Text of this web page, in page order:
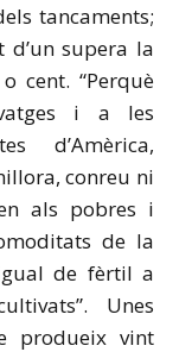
tancaments;
supera la
cent. “Perquè
i a les
d’Amèrica,
conreu ni
als pobres i
de la
de fèrtil a
Unes
produeix vint